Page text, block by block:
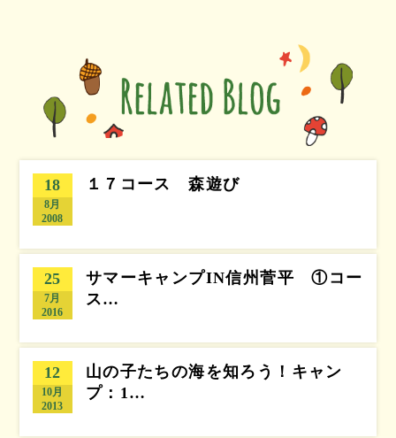
18
8月
2008
１７コース 森遊び
25
7月
2016
サマーキャンプIN信州菅平 ①コー
ス…
12
10月
2013
山の子たちの海を知ろう！キャン
プ：1…